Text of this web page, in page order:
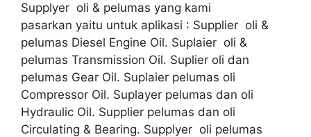
Supplyer oli & pelumas yang kami
pasarkan yaitu untuk aplikasi : Supplier oli &
pelumas Diesel Engine Oil. Suplaier oli &
pelumas Transmission Oil. Suplier oli dan
pelumas Gear Oil. Suplaier pelumas oli
Compressor Oil. Suplayer pelumas dan oli
Hydraulic Oil. Supplier pelumas dan oli
Circulating & Bearing. Supplyer oli pelumas